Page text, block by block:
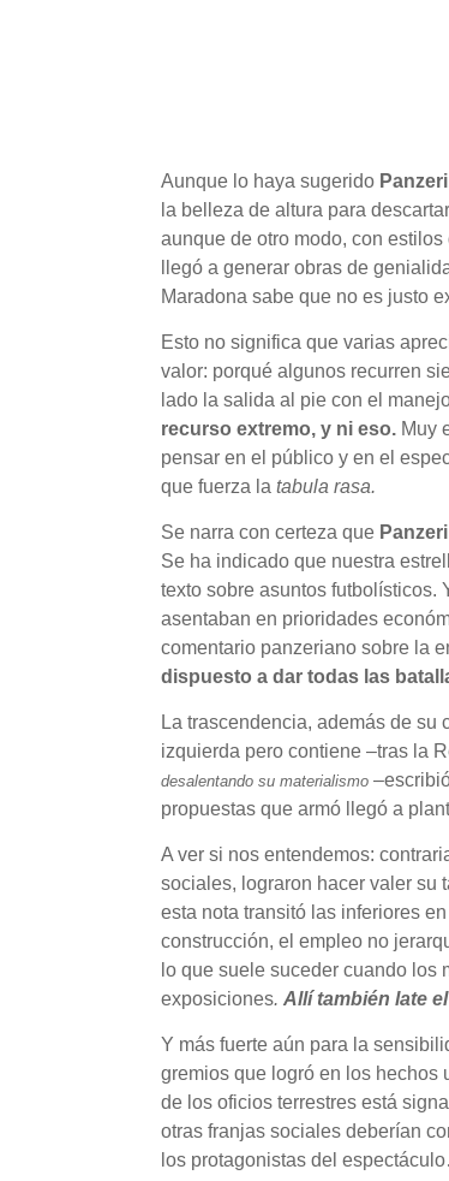
Aunque lo haya sugerido Panzeri
la belleza de altura para
aunque de otro modo, con
llegó a generar obras de
Maradona sabe que no es justo
Esto no significa que varias
valor: porqué algunos recurren
lado la salida al pie con el
recurso extremo, y ni eso. Muy
pensar en el público y en el
que fuerza latabula rasa.
Se narra con certeza que Panzeri
Se ha indicado que nuestra
texto sobre asuntos futbolísticos.
asentaban en prioridades
comentario panzeriano sobre la
dispuesto a dar todas las
La trascendencia, además de
izquierda pero contiene –tras la
desalentando su materialismo
propuestas que armó llegó a
A ver si nos entendemos:
sociales, lograron hacer valer su
esta nota transitó las inferiores
construcción, el empleo no
lo que suele suceder cuando los
exposiciones.Allí también late
Y más fuerte aún para la
gremios que logró en los hechos
de los oficios terrestres está
otras franjas sociales deberían
los protagonistas del